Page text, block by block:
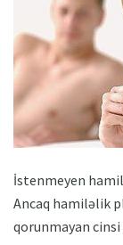
İstenmeyen
Ancaq hamiləlik
qorunmayan